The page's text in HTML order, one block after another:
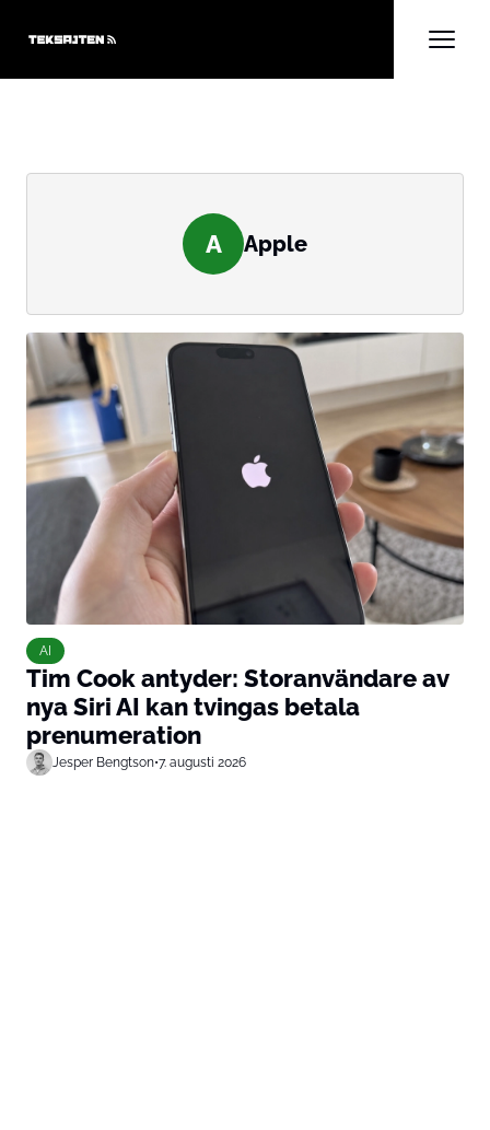
A Apple
AI
Tim Cook antyder: Storanvändare av
nya Siri AI kan tvingas betala
prenumeration
Jesper Bengtson•7. augusti 2026